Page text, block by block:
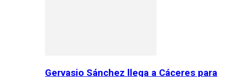
Gervasio Sánchez llega a Cáceres para